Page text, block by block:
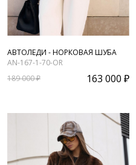
АВТОЛЕДИ - НОРКОВАЯ ШУБА
AN-167-1-70-OR
189 000 ₽
163 000 ₽